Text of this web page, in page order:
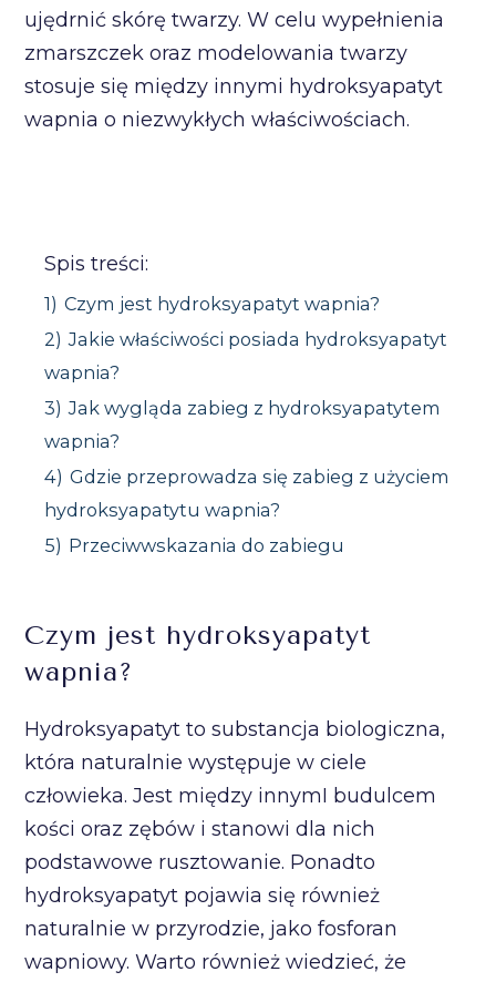
ujędrnić skórę twarzy. W celu wypełnienia
zmarszczek oraz modelowania twarzy
stosuje się między innymi hydroksyapatyt
wapnia o niezwykłych właściwościach.
Spis treści:
1) Czym jest hydroksyapatyt wapnia?
2) Jakie właściwości posiada hydroksyapatyt
wapnia?
3) Jak wygląda zabieg z hydroksyapatytem
wapnia?
4) Gdzie przeprowadza się zabieg z użyciem
hydroksyapatytu wapnia?
5) Przeciwwskazania do zabiegu
Czym jest hydroksyapatyt
wapnia?
Hydroksyapatyt to substancja biologiczna,
która naturalnie występuje w ciele
człowieka. Jest między innymI budulcem
kości oraz zębów i stanowi dla nich
podstawowe rusztowanie. Ponadto
hydroksyapatyt pojawia się również
naturalnie w przyrodzie, jako fosforan
wapniowy. Warto również wiedzieć, że